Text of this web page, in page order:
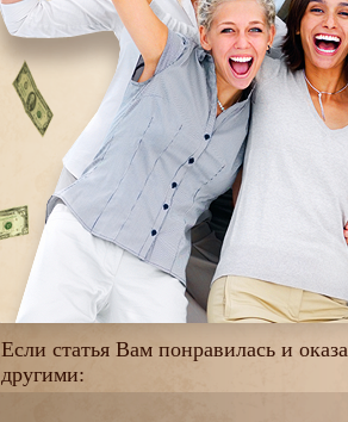
Если статья Вам понравилась и
другими: